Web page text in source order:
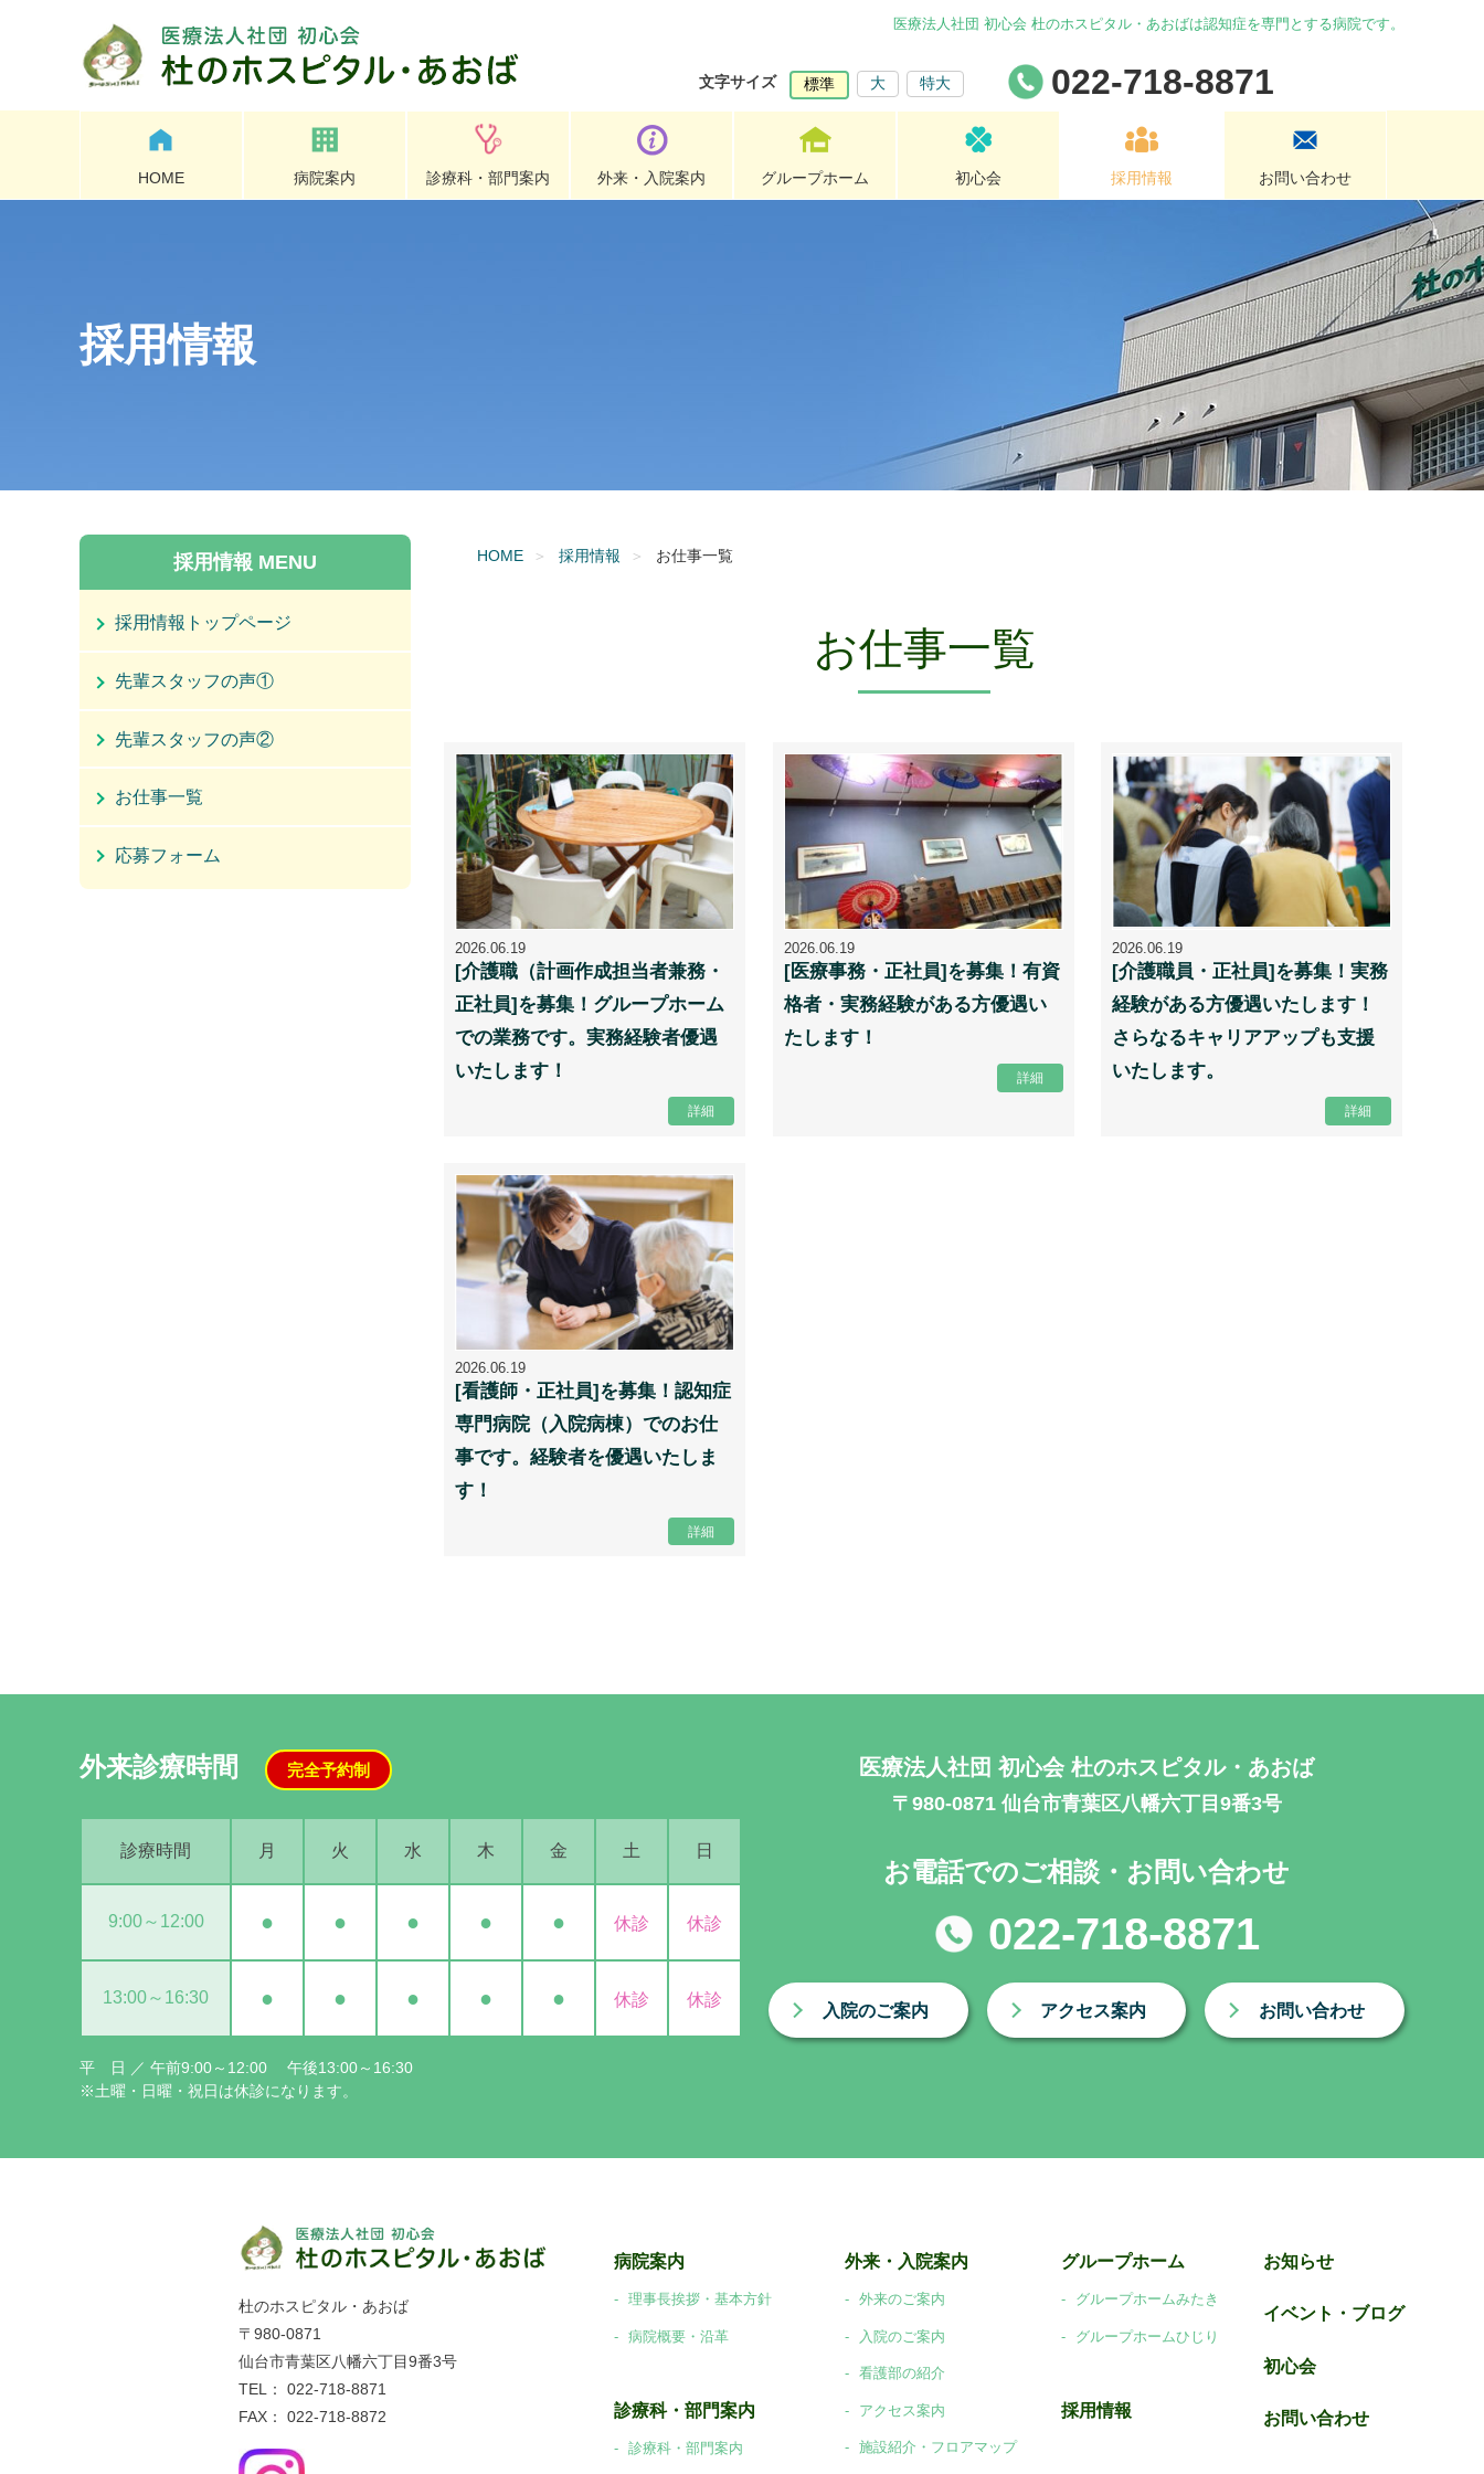
医療法人社団 初心会 杜のホスピタル・あおばは認知症を専門とする病院です。
文字サイズ 標準 大 特大 022-718-8871
HOME 病院案内 診療科・部門案内 外来・入院案内 グループホーム 初心会 採用情報 お問い合わせ
採用情報
HOME 採用情報 お仕事一覧
採用情報 MENU
採用情報トップページ
先輩スタッフの声①
先輩スタッフの声②
お仕事一覧
応募フォーム
お仕事一覧
2026.06.19
[介護職（計画作成担当者兼務・
正社員]を募集！グループホーム
での業務です。実務経験者優遇
いたします！
詳細
2026.06.19
[医療事務・正社員]を募集！有資
格者・実務経験がある方優遇い
たします！
詳細
2026.06.19
[介護職員・正社員]を募集！実務
経験がある方優遇いたします！
さらなるキャリアアップも支援
いたします。
詳細
2026.06.19
[看護師・正社員]を募集！認知症
専門病院（入院病棟）でのお仕
事です。経験者を優遇いたしま
す！
詳細
外来診療時間 完全予約制
診療時間 月 火 水 木 金 土 日
9:00～12:00 ● ● ● ● ● 休診 休診
13:00～16:30 ● ● ● ● ● 休診 休診
平 日 ／ 午前9:00～12:00 午後13:00～16:30
※土曜・日曜・祝日は休診になります。
医療法人社団 初心会 杜のホスピタル・あおば
〒980-0871 仙台市青葉区八幡六丁目9番3号
お電話でのご相談・お問い合わせ
022-718-8871
入院のご案内 アクセス案内 お問い合わせ
病院案内
理事長挨拶・基本方針
病院概要・沿革
診療科・部門案内
診療科・部門案内
外来・入院案内
外来のご案内
入院のご案内
看護部の紹介
アクセス案内
施設紹介・フロアマップ
グループホーム
グループホームみたき
グループホームひじり
採用情報
お知らせ
イベント・ブログ
初心会
お問い合わせ
杜のホスピタル・あおば
〒980-0871
仙台市青葉区八幡六丁目9番3号
TEL： 022-718-8871
FAX： 022-718-8872